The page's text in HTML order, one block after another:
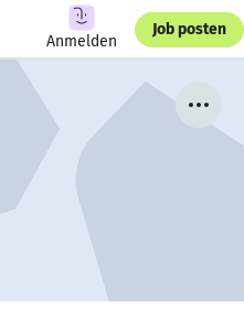
Anmelden
Job posten